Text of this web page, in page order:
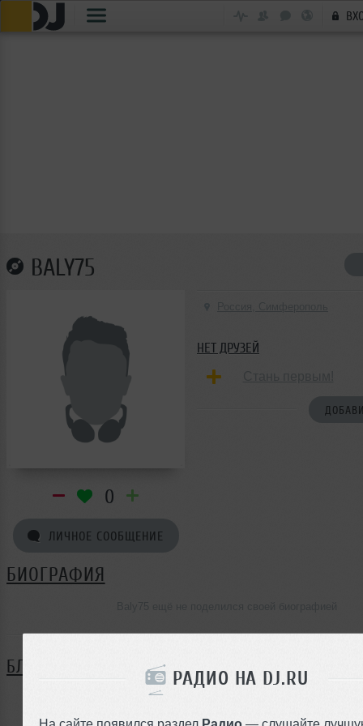
РАДИО НА DJ.RU
На сайте появился раздел Радио — слушайте
BALY75
0
ЛИЧНОЕ СООБЩЕНИЕ
НЕТ ДРУЗЕЙ
БИОГРАФИЯ
БЛОГ